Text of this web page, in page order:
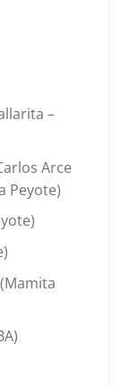
–
Arce
Peyote)